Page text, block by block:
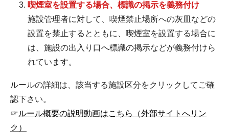
喫煙室を設置する場合、標識の掲示を義務付け
施設管理者に対して、喫煙禁止場所への灰皿などの
設置を禁止するとともに、喫煙室を設置する場合に
は、施設の出入り口へ標識の掲示などが義務付けら
れています。
ルールの詳細は、該当する施設区分をクリックしてご確
認下さい。
☞ルール概要の説明動画はこちら（外部サイトへリン
ク）